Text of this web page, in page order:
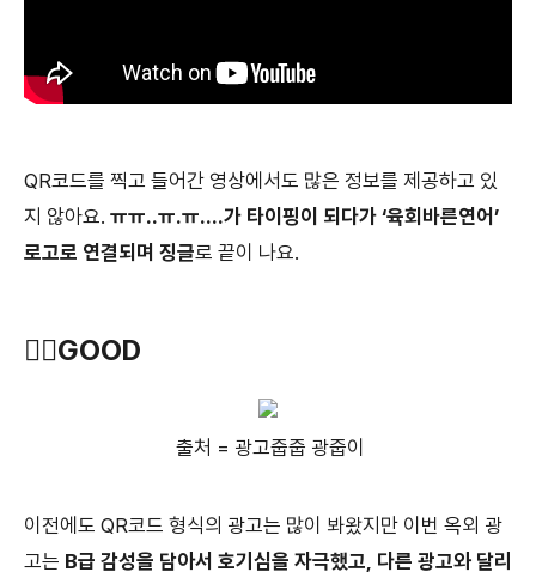
QR코드를 찍고 들어간 영상에서도 많은 정보를 제공하고 있
지 않아요. ㅠㅠ..ㅠ.ㅠ....가 타이핑이 되다가 ‘육회바른연어’
로고로 연결되며 징글로 끝이 나요.
👍🏻GOOD
출처 = 광고줍줍 광줍이
이전에도 QR코드 형식의 광고는 많이 봐왔지만 이번 옥외 광
고는 B급 감성을 담아서 호기심을 자극했고, 다른 광고와 달리